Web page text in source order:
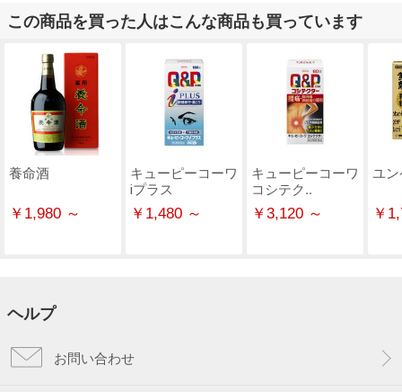
この商品を買った人はこんな商品も買っています
養命酒
￥1,980 ～
キューピーコーワ
ⅰプラス
￥1,480 ～
キューピーコーワ
コシテク..
￥3,120 ～
ユ
￥
ヘルプ
お問い合わせ